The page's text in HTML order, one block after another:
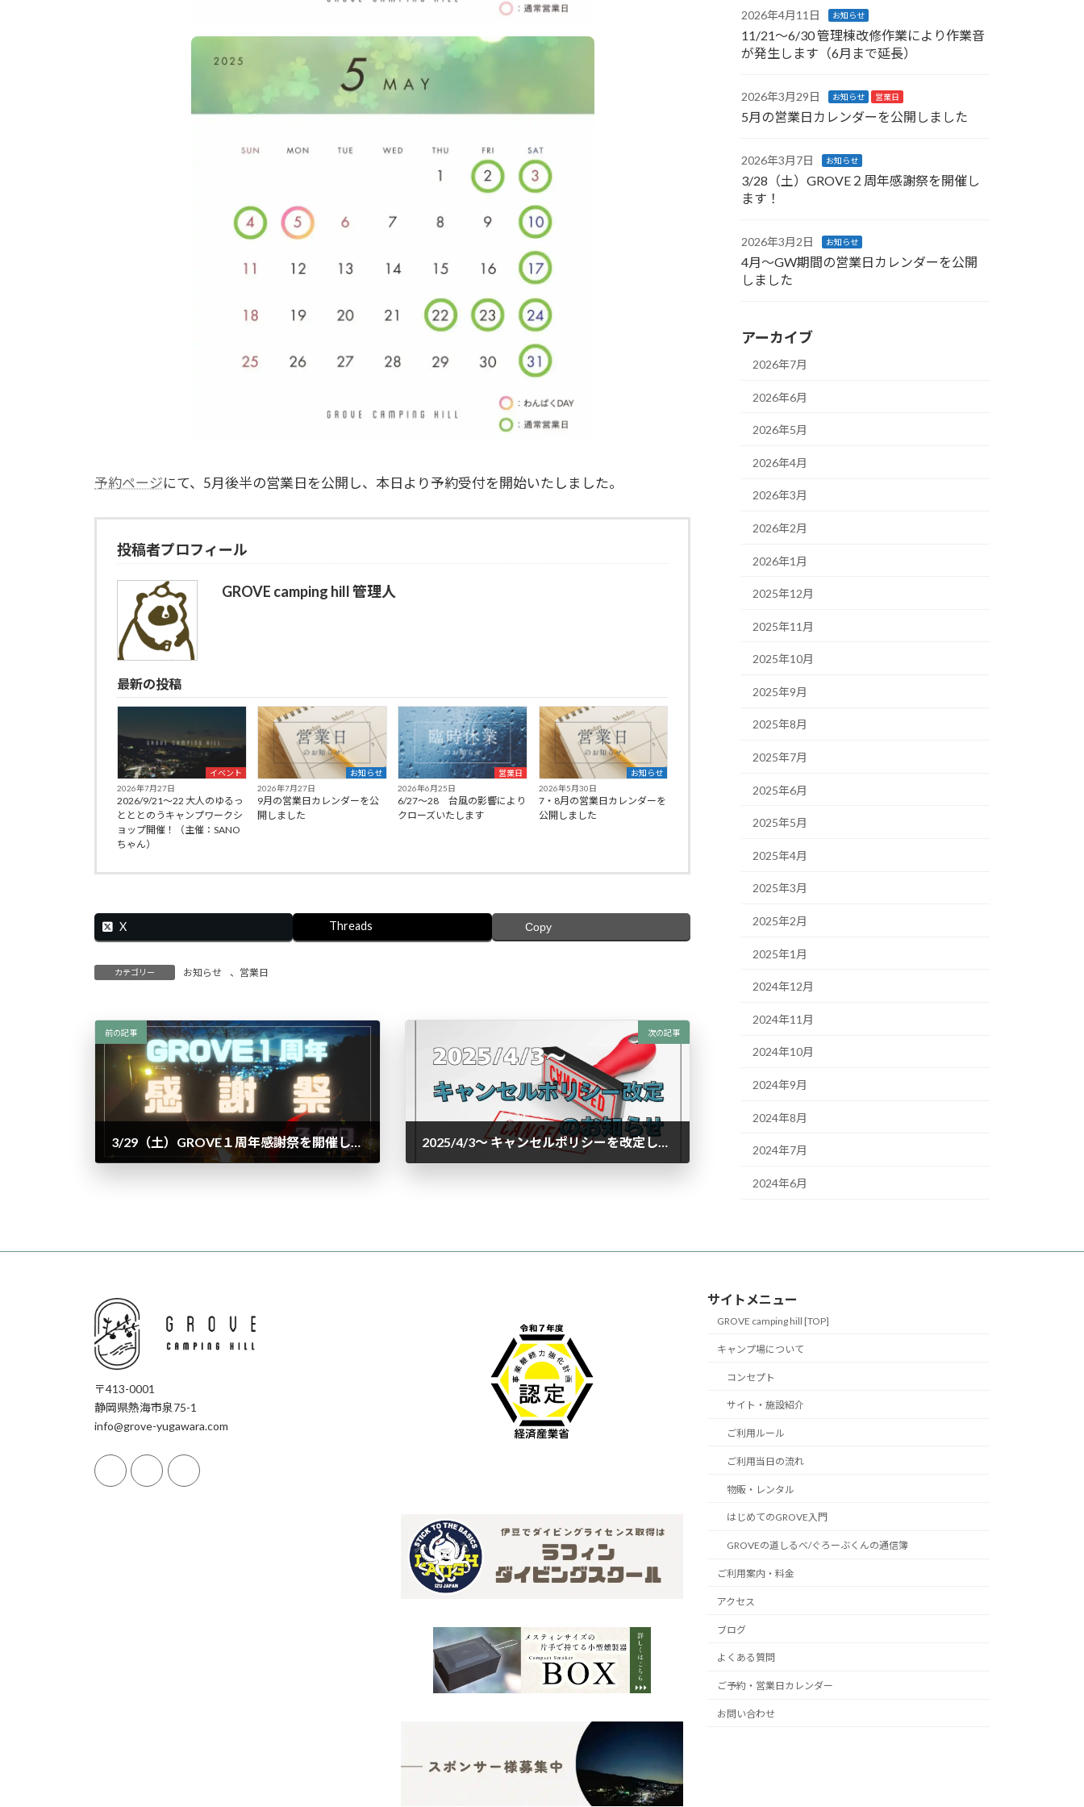
予約ページにて、5月後半の営業日を公開し、本日より予約受付を開始いたしました。
投稿者プロフィール
GROVE camping hill 管理人
最新の投稿
イベント
2026年7月27日
2026/9/21〜22 大人のゆるっ
とととのうキャンプワークシ
ョップ開催！（主催：SANO
ちゃん）
お知らせ
2026年7月27日
9月の営業日カレンダーを公
開しました
営業日
2026年6月25日
6/27〜28 台風の影響により
クローズいたします
お知らせ
2026年5月30日
7・8月の営業日カレンダーを
公開しました
X Threads Copy
カテゴリー お知らせ 、 営業日
前の記事
3/29（土）GROVE１周年感謝祭を開催します！
次の記事
2025/4/3〜 キャンセルポリシーを改定します
2026年4月11日 お知らせ
11/21〜6/30 管理棟改修作業により作業音
が発生します（6月まで延長）
2026年3月29日 お知らせ 営業日
5月の営業日カレンダーを公開しました
2026年3月7日 お知らせ
3/28（土）GROVE２周年感謝祭を開催し
ます！
2026年3月2日 お知らせ
4月〜GW期間の営業日カレンダーを公開
しました
アーカイブ
2026年7月
2026年6月
2026年5月
2026年4月
2026年3月
2026年2月
2026年1月
2025年12月
2025年11月
2025年10月
2025年9月
2025年8月
2025年7月
2025年6月
2025年5月
2025年4月
2025年3月
2025年2月
2025年1月
2024年12月
2024年11月
2024年10月
2024年9月
2024年8月
2024年7月
2024年6月
〒413-0001
静岡県熱海市泉75-1
info@grove-yugawara.com
サイトメニュー
GROVE camping hill [TOP]
キャンプ場について
コンセプト
サイト・施設紹介
ご利用ルール
ご利用当日の流れ
物販・レンタル
はじめてのGROVE入門
GROVEの道しるべ/ぐろーぶくんの通信簿
ご利用案内・料金
アクセス
ブログ
よくある質問
ご予約・営業日カレンダー
お問い合わせ